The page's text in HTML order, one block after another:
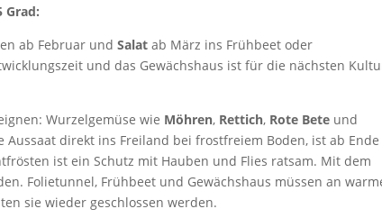
Grad:
ab Februar undSalat ab März ins Frühbeet oder
und das Gewächshaus ist für die nächsten
Wurzelgemüse wie Möhren, Rettich, Rote Bete und
direkt ins Freiland bei frostfreiem Boden, ist ab Ende
ist ein Schutz mit Hauben und Flies ratsam. Mit dem
Folietunnel, Frühbeet und Gewächshaus müssen an
sie wieder geschlossen werden.